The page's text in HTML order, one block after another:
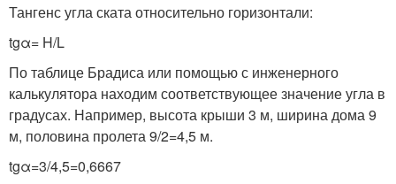
Тангенс угла ската относительно горизонтали:
tgα= H/L
По таблице Брадиса или помощью с инженерного
калькулятора находим соответствующее значение угла в
градусах. Например, высота крыши 3 м, ширина дома 9
м, половина пролета 9/2=4,5 м.
tgα=3/4,5=0,6667